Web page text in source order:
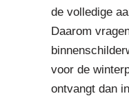
de volledige
Daarom
voor de
ontvangt dan